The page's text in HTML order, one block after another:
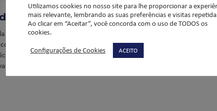
Ilusões Ópticas – 7ºs anos
movimento da Op Art, onde os alunos dos 7ºs anos realizaram
Inspirados em artistas como Bridget Riley, os estudantes
que pareciam se mover aos olhos do observador. Com
essas produções estimulam o olhar e convidam o público a
Utilizamos cookies no nosso site para lhe proporcionar a
mais relevante, lembrando as suas preferências e visitas
Ao clicar em “Aceitar”, você concorda com o uso de TODOS os
cookies.
Configurações de Cookies
ACEITO